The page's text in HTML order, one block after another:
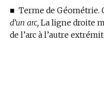
■ Terme de Géométrie.
d’un arc, La ligne droite
de l’arc à l’autre